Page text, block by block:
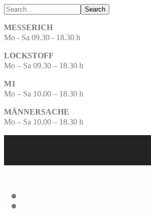
Search
MESSERICH
Mo - Sa 09.30 - 18.30 h
LOCKSTOFF
Mo – Sa 09.30 – 18.30 h
M1
Mo – Sa 10.00 – 18.30 h
MÄNNERSACHE
Mo – Sa 10.00 – 18.30 h